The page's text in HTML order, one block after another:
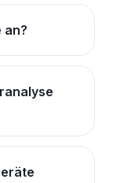
an?